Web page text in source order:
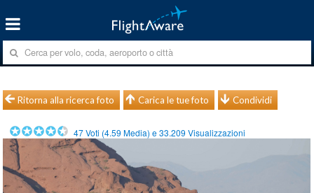
Ritorna alla ricerca foto Carica le tue foto Condividi
47Voti (4.59 Media) e33.209 Visualizzazioni